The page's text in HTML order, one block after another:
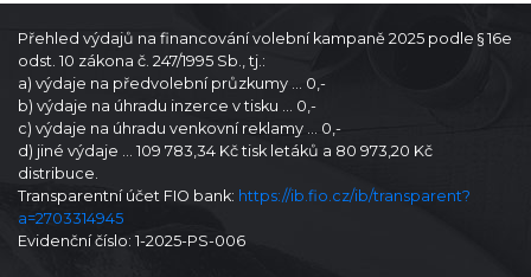
Přehled výdajů na financování volební kampaně 2025 podle § 16e
odst. 10 zákona č. 247/1995 Sb., tj.:
a) výdaje na předvolební průzkumy … 0,-
b) výdaje na úhradu inzerce v tisku … 0,-
c) výdaje na úhradu venkovní reklamy … 0,-
d) jiné výdaje … 109 783,34 Kč tisk letáků a 80 973,20 Kč
distribuce.
Transparentní účet FIO bank: https://ib.fio.cz/ib/transparent?
a=2703314945
Evidenční číslo: 1-2025-PS-006